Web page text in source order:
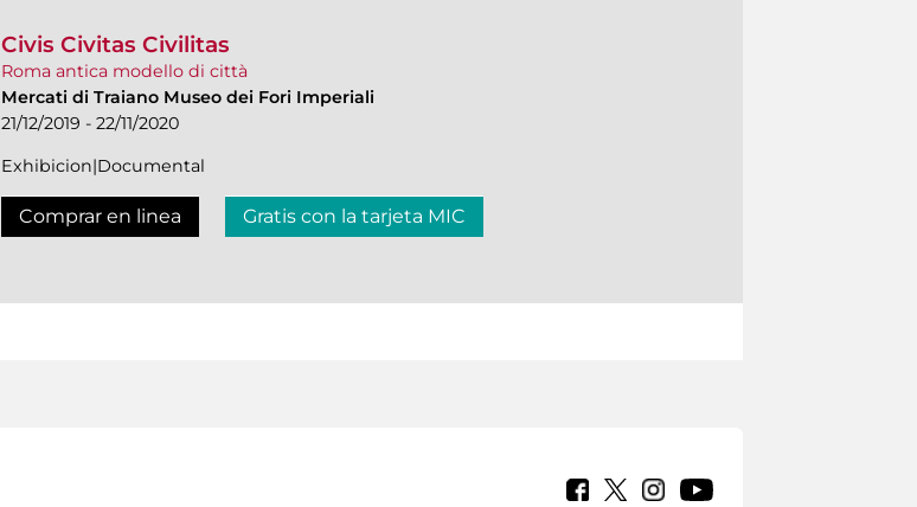
Civis Civitas Civilitas
Roma antica modello di città
Mercati di Traiano Museo dei Fori Imperiali
21/12/2019 - 22/11/2020
Exhibicion|Documental
Comprar en linea Gratis con la tarjeta MIC